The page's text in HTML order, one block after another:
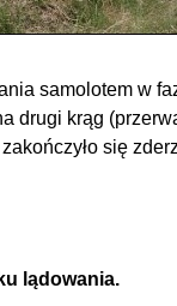
samolotem w
drugi krąg
się
lądowania.